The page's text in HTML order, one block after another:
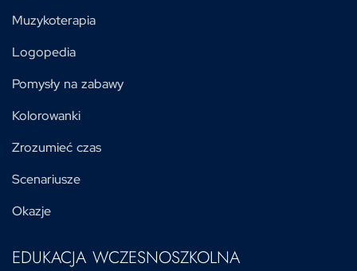
Muzykoterapia
Logopedia
Pomysły na zabawy
Kolorowanki
Zrozumieć czas
Scenariusze
Okazje
EDUKACJA WCZESNOSZKOLNA